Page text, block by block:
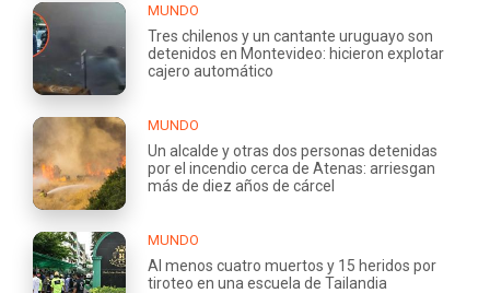
MUNDO
Tres chilenos y un cantante uruguayo son
detenidos en Montevideo: hicieron explotar
cajero automático
MUNDO
Un alcalde y otras dos personas detenidas
por el incendio cerca de Atenas: arriesgan
más de diez años de cárcel
MUNDO
Al menos cuatro muertos y 15 heridos por
tiroteo en una escuela de Tailandia